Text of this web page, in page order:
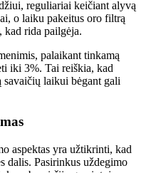
reguliariai keičiant alyvą
o laiku pakeitus oro filtrą
kad rida pailgėja.
palaikant tinkamą
iki 3%. Tai reiškia, kad
savaičių laikui bėgant gali
aspektas yra užtikrinti, kad
dalis. Pasirinkus uždegimo